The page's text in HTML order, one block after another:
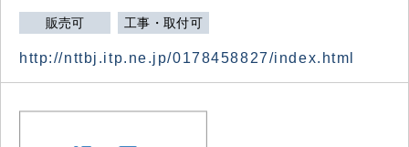
販売可 工事・取付可
http://nttbj.itp.ne.jp/0178458827/index.html